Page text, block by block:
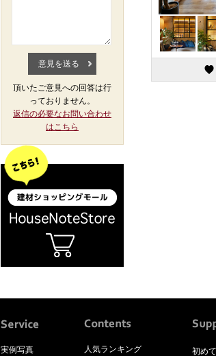
頂いたご意見への回答は行
っておりません。
返信の必要なお問い合わせ
はこちら
実例写真 人気ランキング 初め